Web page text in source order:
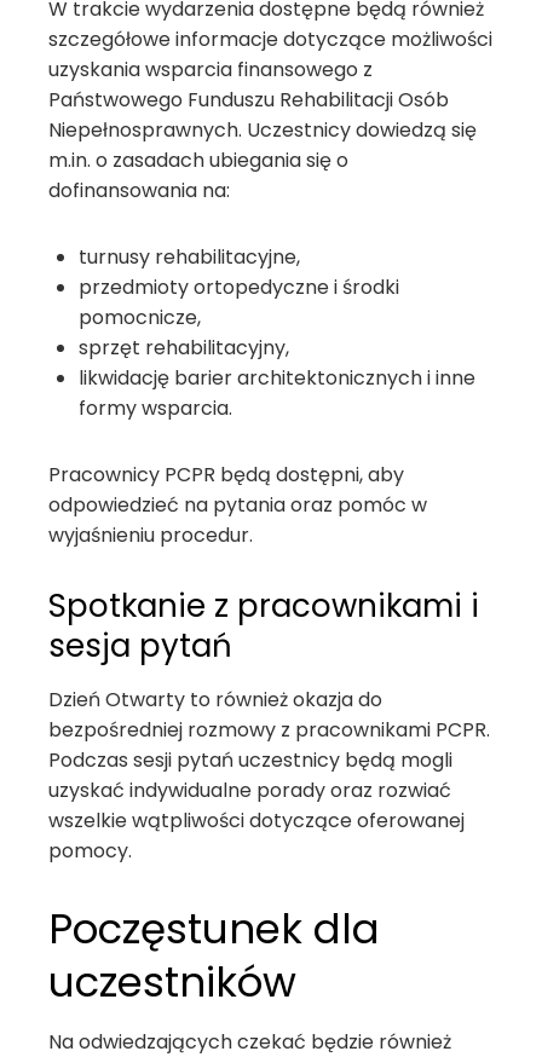
W trakcie wydarzenia dostępne będą również
szczegółowe informacje dotyczące możliwości
uzyskania wsparcia finansowego z
Państwowego Funduszu Rehabilitacji Osób
Niepełnosprawnych. Uczestnicy dowiedzą się
m.in. o zasadach ubiegania się o
dofinansowania na:
turnusy rehabilitacyjne,
przedmioty ortopedyczne i środki
pomocnicze,
sprzęt rehabilitacyjny,
likwidację barier architektonicznych i inne
formy wsparcia.
Pracownicy PCPR będą dostępni, aby
odpowiedzieć na pytania oraz pomóc w
wyjaśnieniu procedur.
Spotkanie z pracownikami i
sesja pytań
Dzień Otwarty to również okazja do
bezpośredniej rozmowy z pracownikami PCPR.
Podczas sesji pytań uczestnicy będą mogli
uzyskać indywidualne porady oraz rozwiać
wszelkie wątpliwości dotyczące oferowanej
pomocy.
Poczęstunek dla
uczestników
Na odwiedzających czekać będzie również